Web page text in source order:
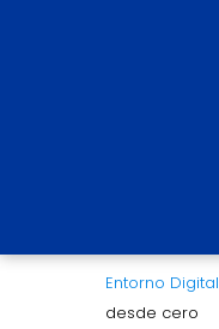
Entorno Digital
desde cero